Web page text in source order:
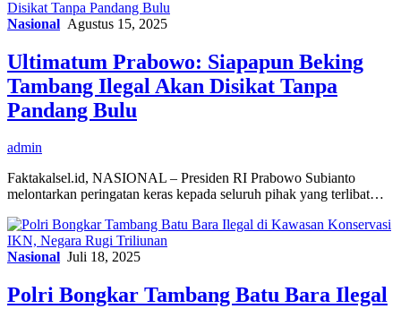
Nasional Agustus 15, 2025
Ultimatum Prabowo: Siapapun Beking
Tambang Ilegal Akan Disikat Tanpa
Pandang Bulu
admin
Faktakalsel.id, NASIONAL – Presiden RI Prabowo Subianto
melontarkan peringatan keras kepada seluruh pihak yang terlibat…
Nasional Juli 18, 2025
Polri Bongkar Tambang Batu Bara Ilegal